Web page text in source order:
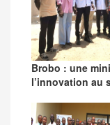
Brobo : une
l’innovation au